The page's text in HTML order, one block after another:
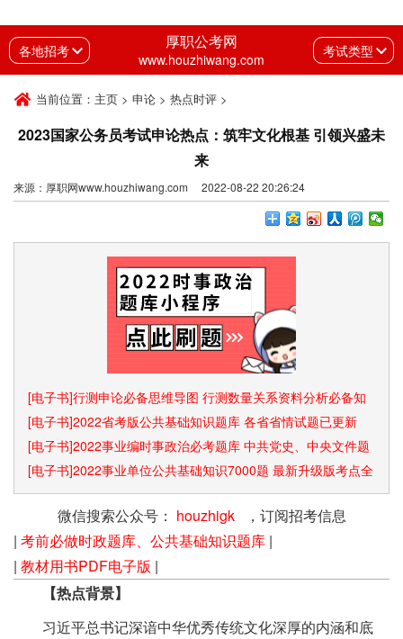
各地招考 厚职公考网
www.houzhiwang.com 考试类型
当前位置： 主页 > 申论 > 热点时评 >
2023国家公务员考试申论热点：筑牢文化根基 引领兴盛未
来
来源：厚职网www.houzhiwang.com 2022-08-22 20:26:24
[电子书]行测申论必备思维导图 行测数量关系资料分析必备知
识点和速算技巧
[电子书]2022省考版公共基础知识题库 各省省情试题已更新
[电子书]2022事业编时事政治必考题库 中共党史、中央文件题
库已更新
[电子书]2022事业单位公共基础知识7000题 最新升级版考点全
覆盖
微信搜索公众号： houzhigk，订阅招考信息
| 考前必做时政题库、公共基础知识题库 |
| 教材用书PDF电子版 |
【热点背景】
习近平总书记深谙中华优秀传统文化深厚的内涵和底